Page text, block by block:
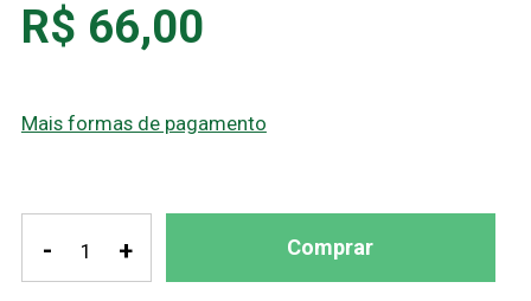
R$ 66,00
Mais formas de pagamento
- + Comprar